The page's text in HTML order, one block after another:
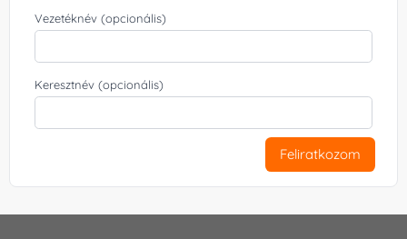
Vezetéknév (opcionális)
Keresztnév (opcionális)
Feliratkozom